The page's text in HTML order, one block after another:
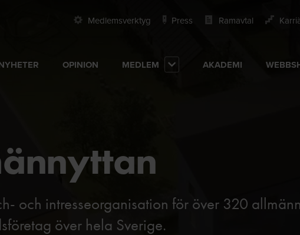
Medlemsverktyg Press Ramavtal
OPINION MEDLEM AKADEMI
och intresseorganisation för över 320
över hela Sverige.